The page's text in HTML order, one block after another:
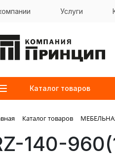
Услуги
Каталог товаров
Каталог товаров
140-